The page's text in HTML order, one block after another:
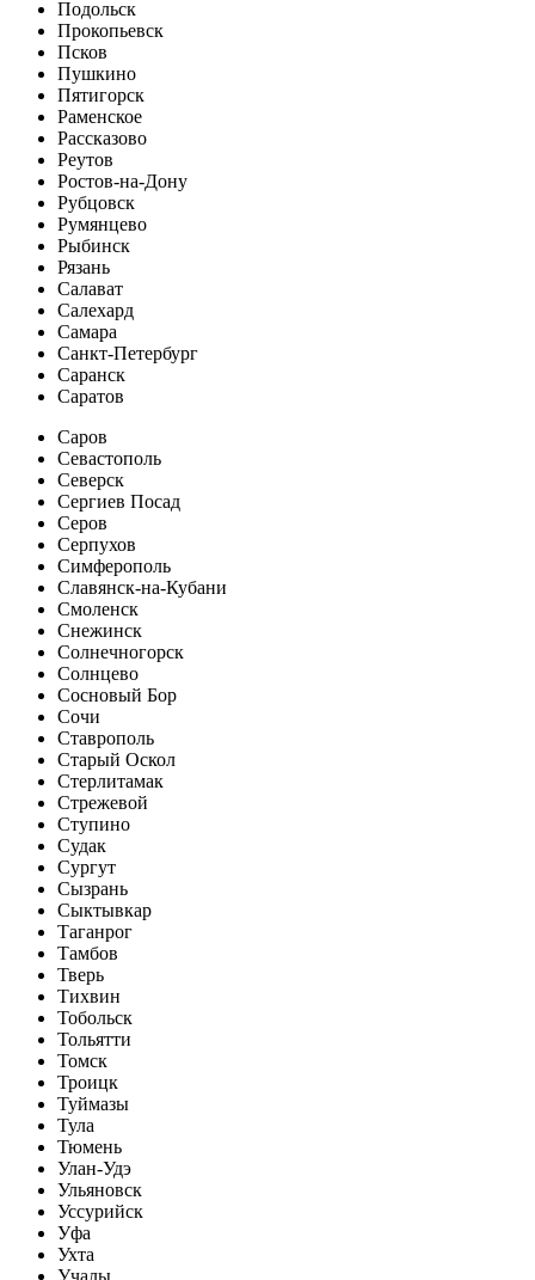
Подольск
Прокопьевск
Псков
Пушкино
Пятигорск
Раменское
Рассказово
Реутов
Ростов-на-Дону
Рубцовск
Румянцево
Рыбинск
Рязань
Салават
Салехард
Самара
Санкт-Петербург
Саранск
Саратов
Саров
Севастополь
Северск
Сергиев Посад
Серов
Серпухов
Симферополь
Славянск-на-Кубани
Смоленск
Снежинск
Солнечногорск
Солнцево
Сосновый Бор
Сочи
Ставрополь
Старый Оскол
Стерлитамак
Стрежевой
Ступино
Судак
Сургут
Сызрань
Сыктывкар
Таганрог
Тамбов
Тверь
Тихвин
Тобольск
Тольятти
Томск
Троицк
Туймазы
Тула
Тюмень
Улан-Удэ
Ульяновск
Уссурийск
Уфа
Ухта
Учалы